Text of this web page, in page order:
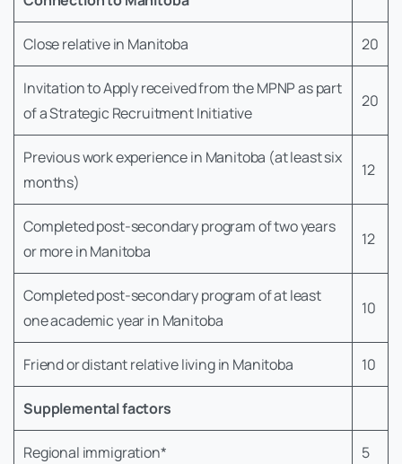
Close relative in Manitoba 20
Invitation to Apply received from the MPNP as part
of a Strategic Recruitment Initiative
20
Previous work experience in Manitoba (at least six
months)
12
Completed post-secondary program of two years
or more in Manitoba
12
Completed post-secondary program of at least
one academic year in Manitoba
10
Friend or distant relative living in Manitoba 10
Supplemental factors
Regional immigration* 5